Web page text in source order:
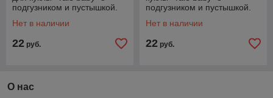
подгузником и пустышкой.
Нет в наличии
22 руб.
подгузником и пустышкой.
Нет в наличии
22 руб.
О нас